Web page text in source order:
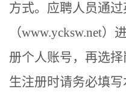
方式。应聘人员通过
（www.ycksw.net
册个人账号，再选
生注册时请务必填